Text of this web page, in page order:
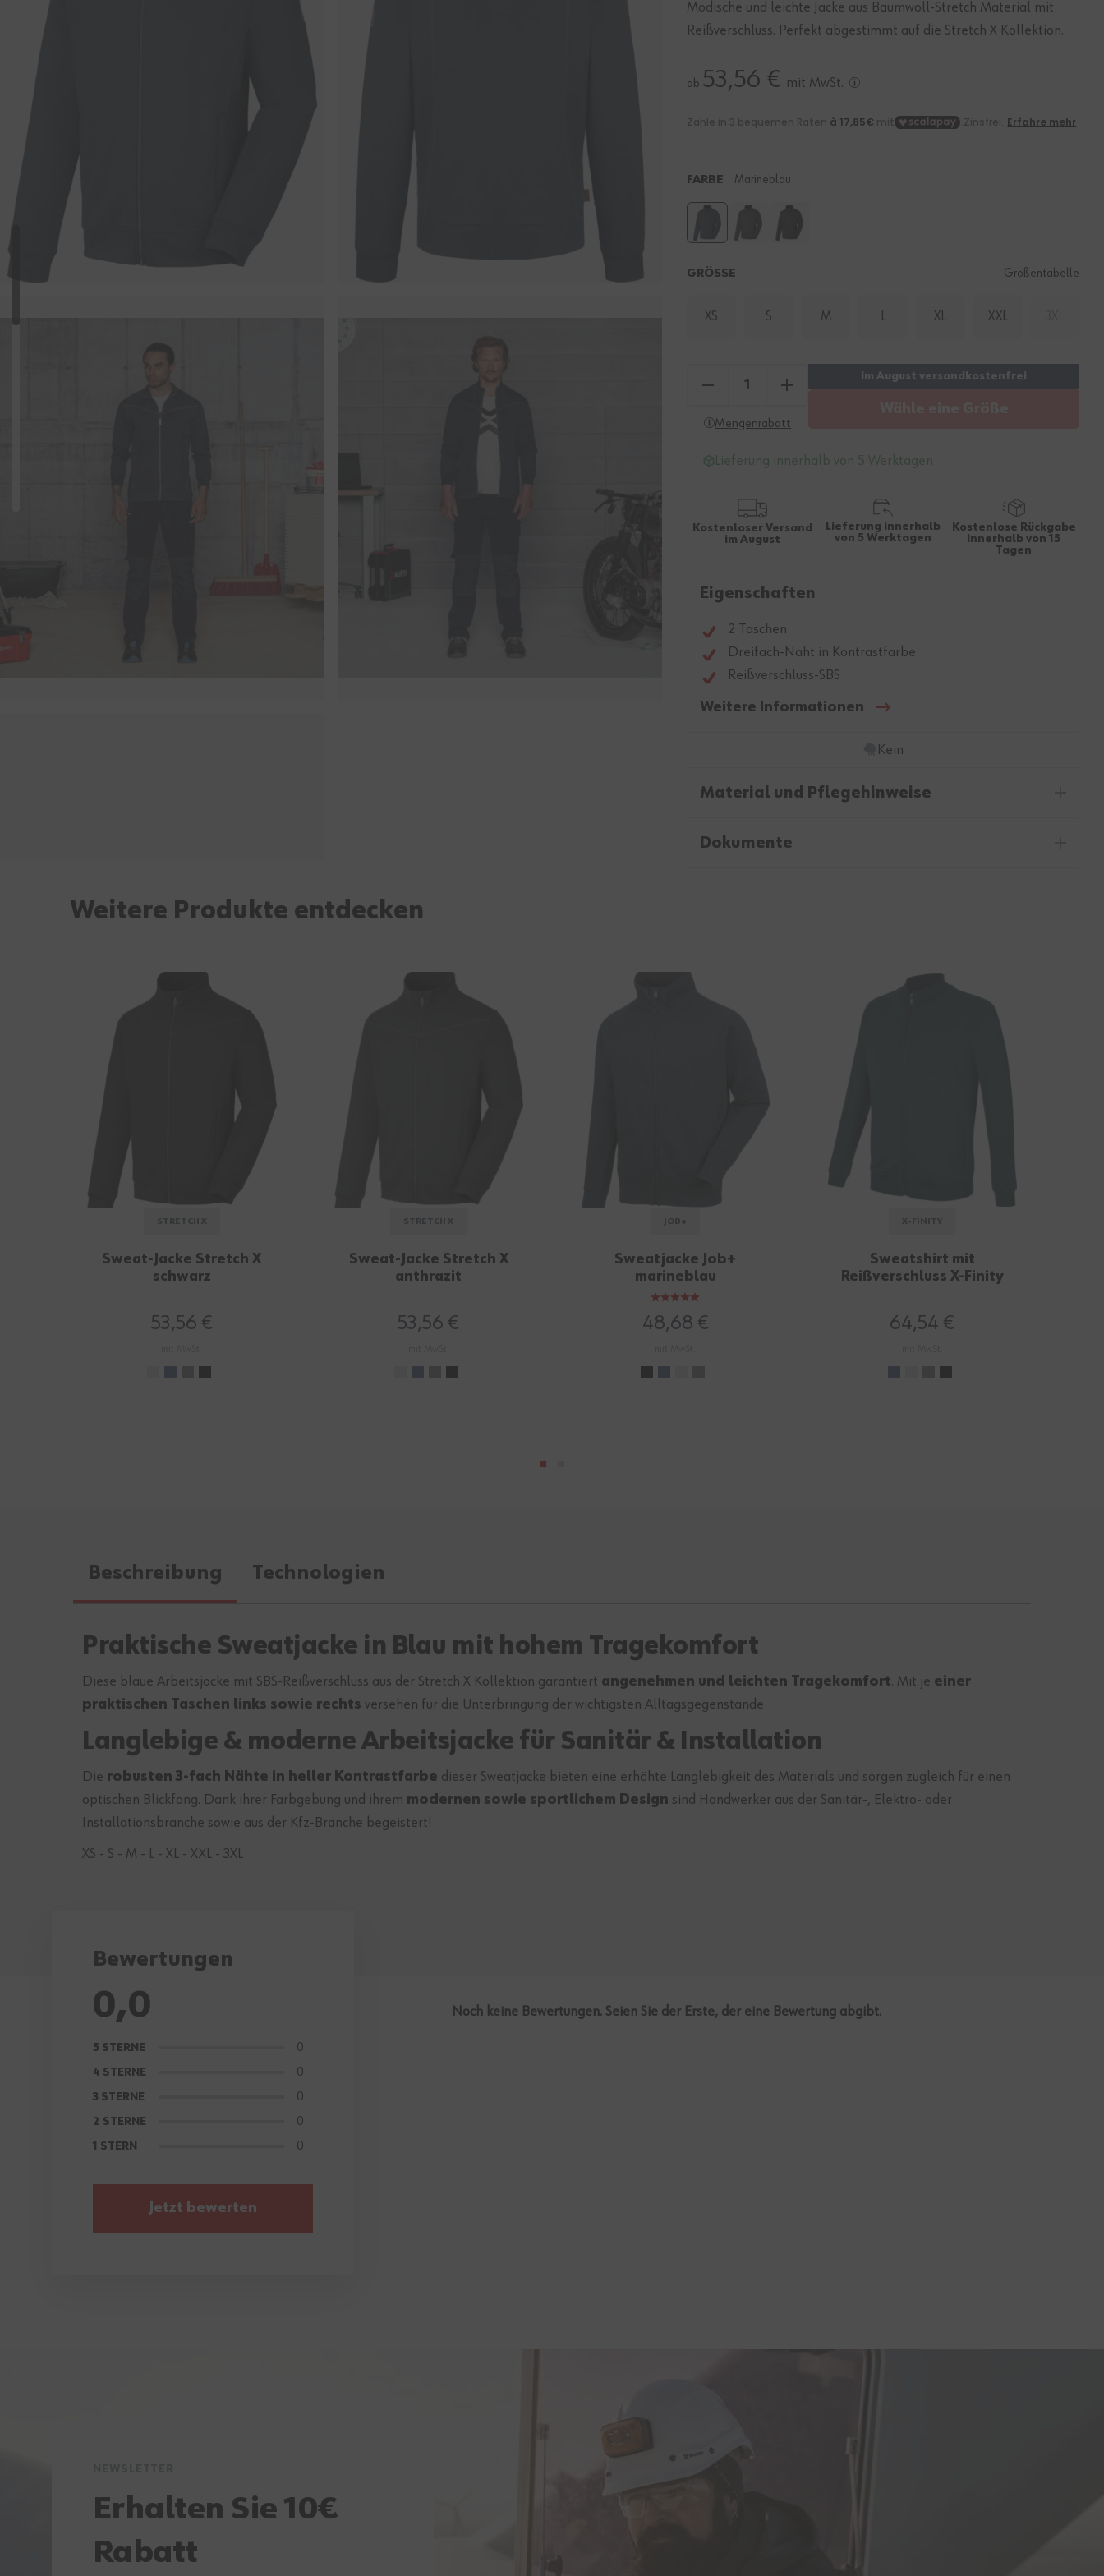
Modische und leichte Jacke aus Baumwoll-Stretch Material mit
Reißverschluss. Perfekt abgestimmt auf die Stretch X Kollektion.
ab 53,56 € mit MwSt.
FARBE Marineblau
GRÖSSE Größentabelle
XS S M L XL XXL
Mengenrabatt
Lieferung innerhalb von 5 Werktagen
Kostenloser Versand
im August
Lieferung innerhalb
von 5 Werktagen
Kostenlose Rückgabe
innerhalb von 15
Tagen
Eigenschaften
2 Taschen
Dreifach-Naht in Kontrastfarbe
Reißverschluss-SBS
Weitere Informationen
Kein
Material und Pflegehinweise
Dokumente
Weitere Produkte entdecken
Sweat-Jacke Stretch X
schwarz
53,56 €
Sweat-Jacke Stretch X
anthrazit
53,56 €
Sweatjacke Job+
marineblau
48,68 €
Sweatshirt mit
Reißverschluss X-Finity
64,54 €
Beschreibung Technologien
Praktische Sweatjacke in Blau mit hohem Tragekomfort
Diese blaue Arbeitsjacke mit SBS-Reißverschluss aus der Stretch X Kollektion garantiert angenehmen und leichten Tragekomfort. Mit je einer
praktischen Taschen links sowie rechts versehen für die Unterbringung der wichtigsten Alltagsgegenstände
Langlebige & moderne Arbeitsjacke für Sanitär & Installation
Die robusten 3-fach Nähte in heller Kontrastfarbe dieser Sweatjacke bieten eine erhöhte Langlebigkeit des Materials und sorgen zugleich für einen
optischen Blickfang. Dank ihrer Farbgebung und ihrem modernen sowie sportlichem Design sind Handwerker aus der Sanitär-, Elektro- oder
Installationsbranche sowie aus der Kfz-Branche begeistert!
XS - S - M - L - XL - XXL - 3XL
Bewertungen
0,0
5 STERNE 0
4 STERNE 0
3 STERNE 0
2 STERNE 0
1 STERN 0
Jetzt bewerten
Noch keine Bewertungen. Seien Sie der Erste, der eine Bewertung abgibt.
Erhalten Sie 10€
Rabatt